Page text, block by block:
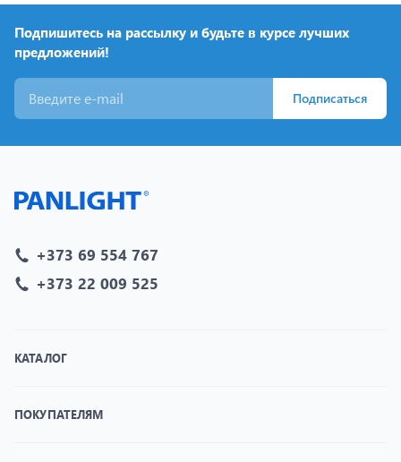
Подпишитесь на рассылку и будьте в курсе лучших
предложений!
Подписаться
+373 69 554 767
+373 22 009 525
КАТАЛОГ
ПОКУПАТЕЛЯМ